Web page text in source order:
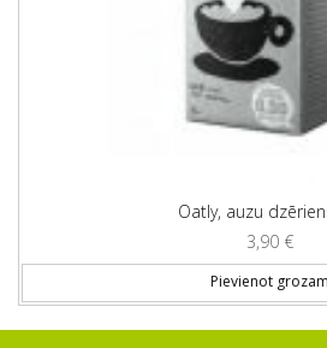
Oatly, auzu
3,90 €
Pievienot grozam